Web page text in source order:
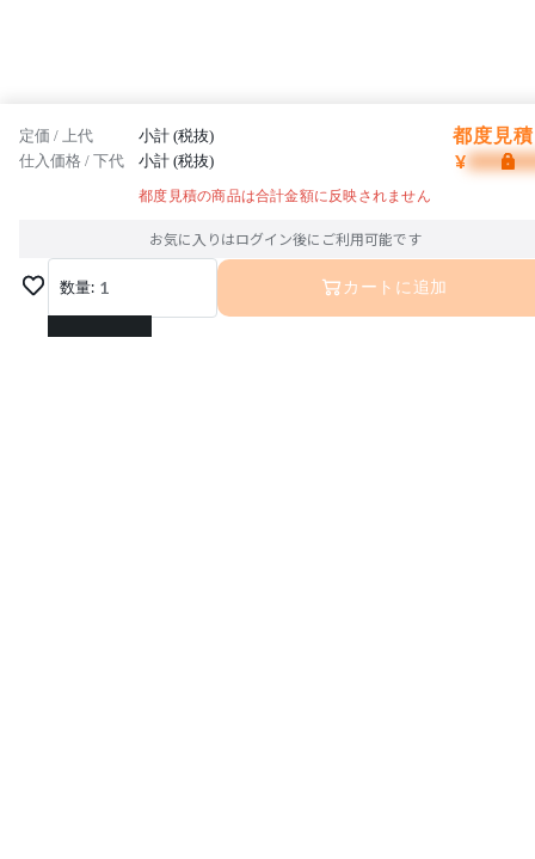
定価 / 上代 小計 (税抜) 都度見
仕入価格 / 下代 小計 (税抜) ¥
都度見積の商品は合計金額に反映されません
お気に入りはログイン後にご利用可能です
数量: 1
1
カートに追加